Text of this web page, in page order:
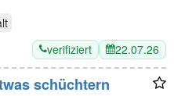
verifiziert 22.07.26
schüchtern